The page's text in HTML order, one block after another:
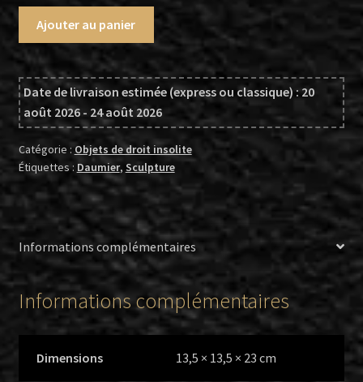
Daumier
(d'après),
Tête
miniature
plâtre
teinté,
montée
sur
support
métal
Ajouter au panier
Date de livraison estimée (express ou classique) : 20
août 2026 - 24 août 2026
Catégorie : Objets de droit insolite
Étiquettes : Daumier, Sculpture
Informations complémentaires
Informations complémentaires
Dimensions 13,5 × 13,5 × 23 cm